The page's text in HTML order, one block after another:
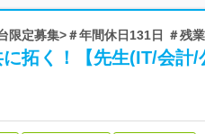
限定募集>＃年間休日131日 ＃残
拓く！【先生(IT/会計/